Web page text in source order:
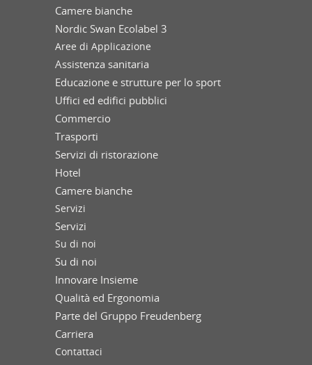
Camere bianche
Nordic Swan Ecolabel 3
Aree di Applicazione
Assistenza sanitaria
Educazione e strutture per lo sport
Uffici ed edifici pubblici
Commercio
Trasporti
Servizi di ristorazione
Hotel
Camere bianche
Servizi
Servizi
Su di noi
Su di noi
Innovare Insieme
Qualità ed Ergonomia
Parte del Gruppo Freudenberg
Carriera
Contattaci